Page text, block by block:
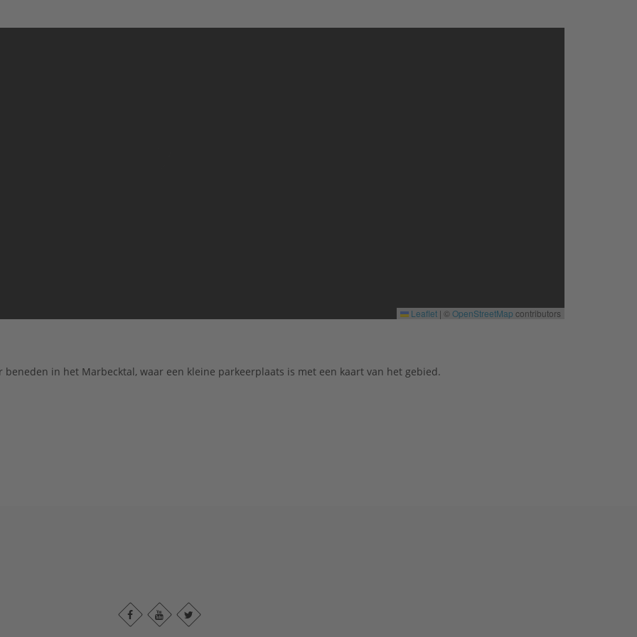
Leaflet | ©OpenStreetMap contributors
beneden in het Marbecktal, waar een kleine parkeerplaats is met een kaart van het gebied.